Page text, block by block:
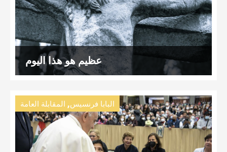
عظيم هو هذا اليوم
البابا فرنسيس, المقابلة العامة